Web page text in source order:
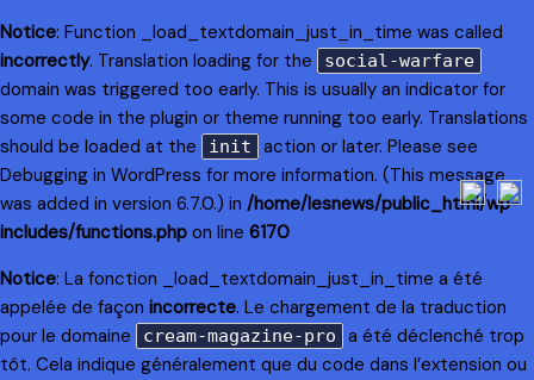
Notice: Function _load_textdomain_just_in_time was called
incorrectly. Translation loading for the social-warfare
domain was triggered too early. This is usually an indicator for
some code in the plugin or theme running too early. Translations
should be loaded at the
init
action or later. Please see
Debugging in WordPress for more information. (This message
was added in version 6.7.0.) in /home/lesnews/public_html/wp-
includes/functions.php on line 6170
Notice: La fonction _load_textdomain_just_in_time a été
appelée de façon incorrecte. Le chargement de la traduction
pour le domaine
cream-magazine-pro
a été déclenché trop
tôt. Cela indique généralement que du code dans l’extension ou